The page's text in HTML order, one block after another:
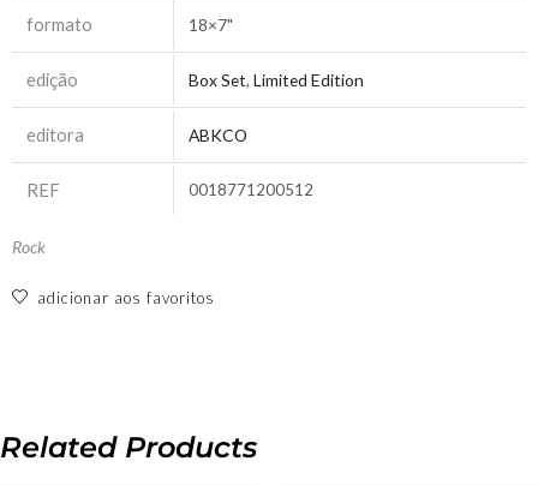
formato 18×7"
edição Box Set, Limited Edition
editora ABKCO
REF 0018771200512
Rock
adicionar aos favoritos
Related Products